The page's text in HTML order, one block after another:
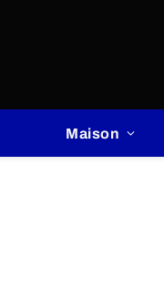
Maison